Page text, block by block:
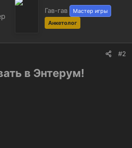
Гав-гав
Мастер игры
Анкетолог
#2
в Энтерум!